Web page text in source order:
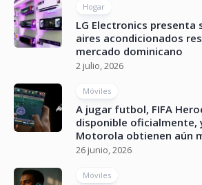
Hogar
LG Electronics
aires acondicionados
mercado dominicano
2 julio, 2026
Móviles
A jugar futbol, FIFA
disponible oficialmente,
Motorola obtienen aún
26 junio, 2026
Móviles